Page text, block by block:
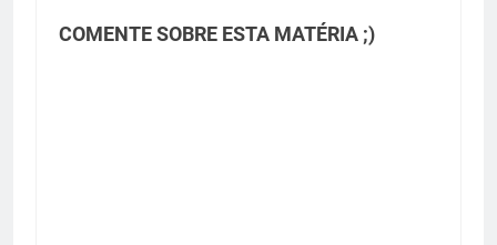
COMENTE SOBRE ESTA MATÉRIA ;)